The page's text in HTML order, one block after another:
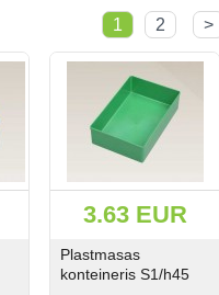
1 2 >
3.63 EUR
Plastmasas
konteineris S1/h45